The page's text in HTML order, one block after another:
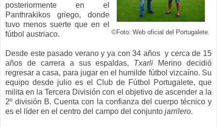
©Foto: Web oficial del Portugalete.
posteriormente en el
Panthrakikos griego, donde
tuvo menos suerte que en el
fútbol austriaco.
Desde este pasado verano y ya con 34 años y cerca de 15
años de carrera a sus espaldas, Txarli
Merino decidió
regresar a casa, para jugar en el humilde fútbol vizcaíno. Su
equipo desde julio es el Club de Fútbol Portugalete, que
milita en la Tercera División con el objetivo de ascender a la
2º división B. Cuenta con la confianza del cuerpo técnico y
es el líder en el centro del campo del conjunto jarrilero.